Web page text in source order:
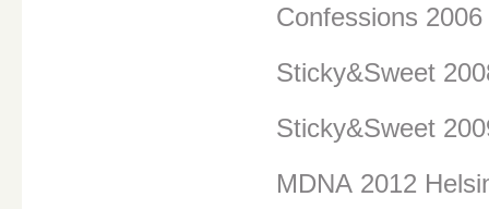
Confessions
Sticky&Sweet
Sticky&Sweet
MDNA 2012